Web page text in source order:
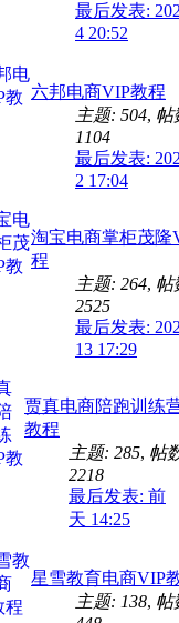
最后发表:
4 20:52
六邦电商VIP教程
主题: 504, 帖
1104
最后发表:
2 17:04
淘宝电商掌柜茂隆
程
主题: 264, 帖
2525
最后发表:
13 17:29
贾真电商陪跑训练
教程
主题: 285, 帖
2218
最后发表: 前
天 14:25
星雪教育电商VIP
主题: 138, 帖